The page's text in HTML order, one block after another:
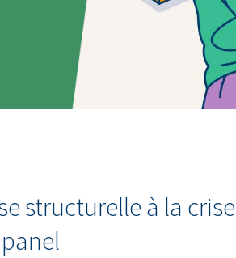
structurelle à la crise